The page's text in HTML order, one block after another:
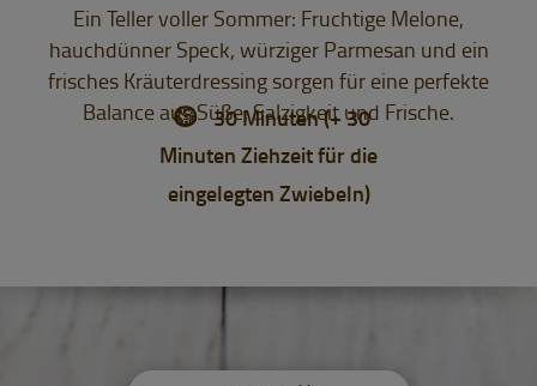
Ein Teller voller Sommer: Fruchtige Melone,
hauchdünner Speck, würziger Parmesan und ein
frisches Kräuterdressing sorgen für eine perfekte
Balance aus Süße, Salzigkeit und Frische.
30 Minuten (+ 30
Minuten Ziehzeit für die
eingelegten Zwiebeln)